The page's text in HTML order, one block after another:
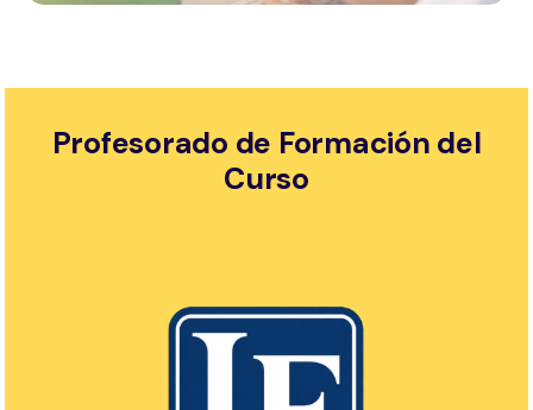
Profesorado de Formación del
Curso